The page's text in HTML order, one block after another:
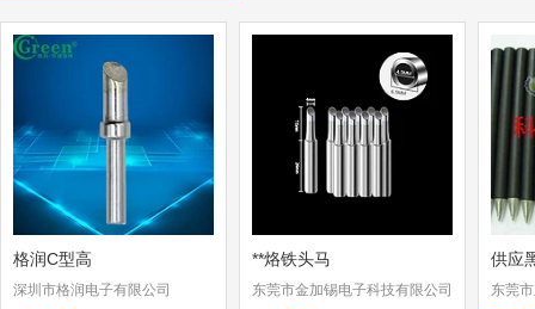
格润C型高
深圳市格润电子有限公司
**烙铁头马
东莞市金加锡电子科技有限公司
供应
东莞